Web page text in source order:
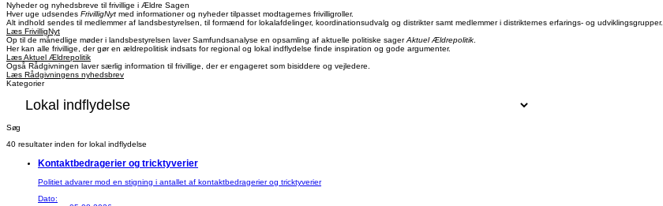
Nyheder og nyhedsbreve til frivillige i Ældre Sagen
Hver uge udsendes FrivilligNyt med informationer og nyheder tilpasset modtagernes frivilligroller.
Alt indhold sendes til medlemmer af landsbestyrelsen, til formænd for lokalafdelinger, koordinationsudvalg og distrikter samt medlemmer i distrikternes erfarings- og udviklingsgrupper.
Læs FrivilligNyt
Op til de månedlige møder i landsbestyrelsen laver Samfundsanalyse en opsamling af aktuelle politiske sagerAktuel Ældrepolitik.
Her kan alle frivillige, der gør en ældrepolitisk indsats for regional og lokal indflydelse finde inspiration og gode argumenter.
Læs Aktuel Ældrepolitik
Også Rådgivningen laver særlig information til frivillige, der er engageret som bisiddere og vejledere.
Læs Rådgivningens nyhedsbrev
Kategorier
Søg
40 resultater inden for lokal indflydelse
Kontaktbedragerier og tricktyverier
Politiet advarer mod en stigning i antallet af kontaktbedragerier og tricktyverier
Dato: